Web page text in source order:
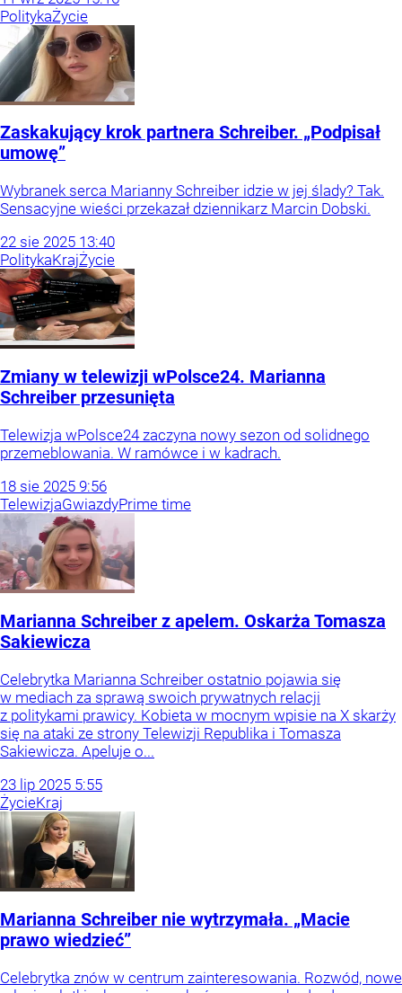
PolitykaŻycie
Zaskakujący krok partnera Schreiber. „Podpisał
umowę”
Wybranek serca Marianny Schreiber idzie w jej ślady? Tak.
Sensacyjne wieści przekazał dziennikarz Marcin Dobski.
22 sie 2025 13:40
PolitykaKrajŻycie
Zmiany w telewizji wPolsce24. Marianna
Schreiber przesunięta
Telewizja wPolsce24 zaczyna nowy sezon od solidnego
przemeblowania. W ramówce i w kadrach.
18 sie 2025 9:56
TelewizjaGwiazdyPrime time
Marianna Schreiber z apelem. Oskarża Tomasza
Sakiewicza
Celebrytka Marianna Schreiber ostatnio pojawia się
w mediach za sprawą swoich prywatnych relacji
z politykami prawicy. Kobieta w mocnym wpisie na X skarży
się na ataki ze strony Telewizji Republika i Tomasza
Sakiewicza. Apeluje o...
23 lip 2025 5:55
ŻycieKraj
Marianna Schreiber nie wytrzymała. „Macie
prawo wiedzieć”
Celebrytka znów w centrum zainteresowania. Rozwód, nowe